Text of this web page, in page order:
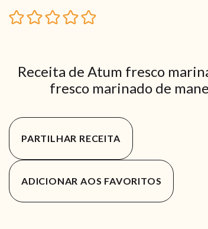
Receita de Atum fresco
fresco marinado de
PARTILHAR RECEITA
ADICIONAR AOS FAVORITOS